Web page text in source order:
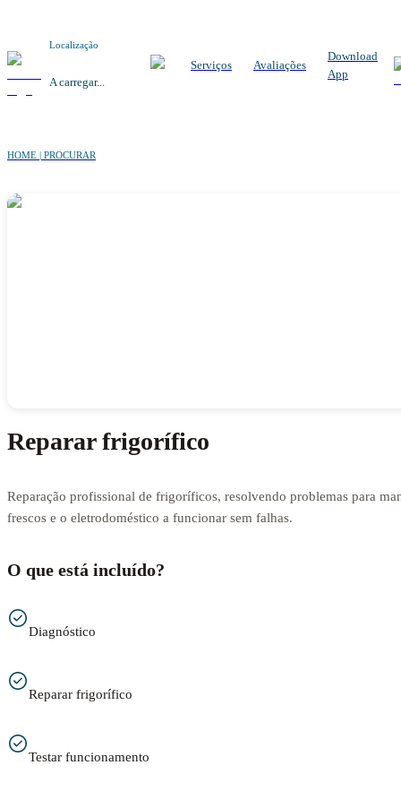
Localização
A carregar...
Serviços Avaliações
Download
App
HOME | PROCURAR
Reparar frigorífico
Reparação profissional de frigoríficos, resolvendo problemas para
frescos e o eletrodoméstico a funcionar sem falhas.
O que está incluído?
Diagnóstico
Reparar frigorífico
Testar funcionamento